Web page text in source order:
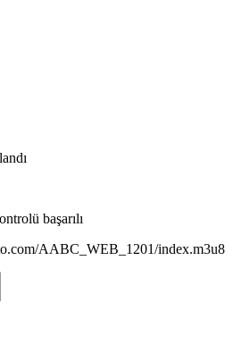
başarılı
AABC_WEB_1201/index.m3u8